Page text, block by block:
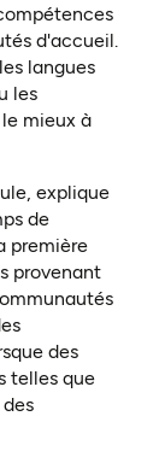
d'accueil.
langues
les
mieux à
explique
de
première
provenant
des
telles que